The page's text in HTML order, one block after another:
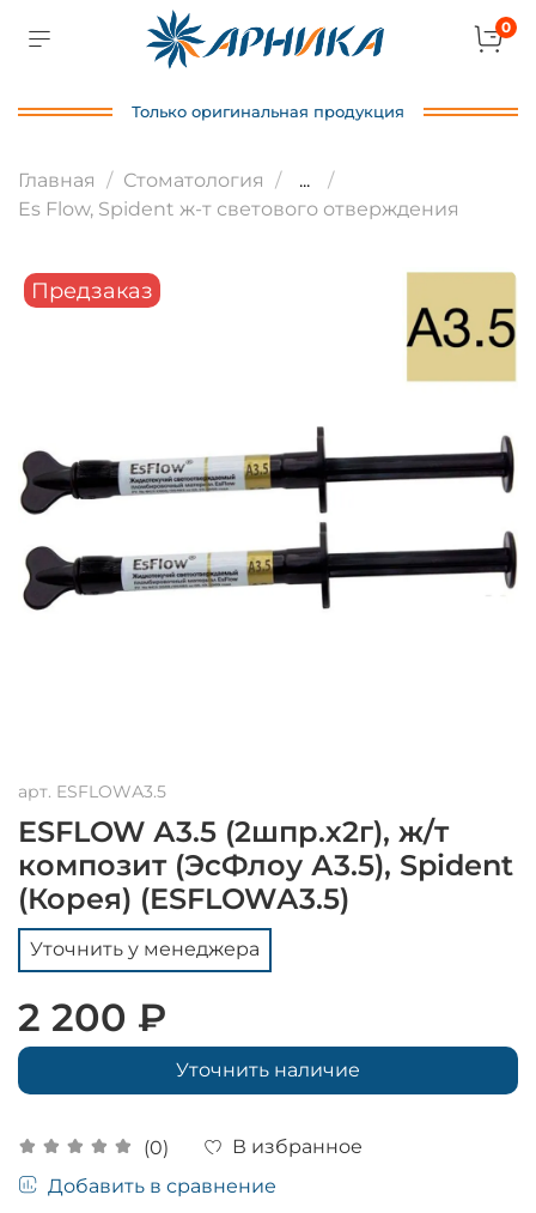
0
Только оригинальная продукция
Главная Стоматология
...
Es Flow, Spident ж-т светового отверждения
Предзаказ
арт. ESFLOWА3.5
ESFLOW А3.5 (2шпр.х2г), ж/т
композит (ЭсФлоу А3.5), Spident
(Корея) (ESFLOWА3.5)
(0)
В избранное
Добавить в сравнение
Уточнить у менеджера
2 200 ₽
Уточнить наличие